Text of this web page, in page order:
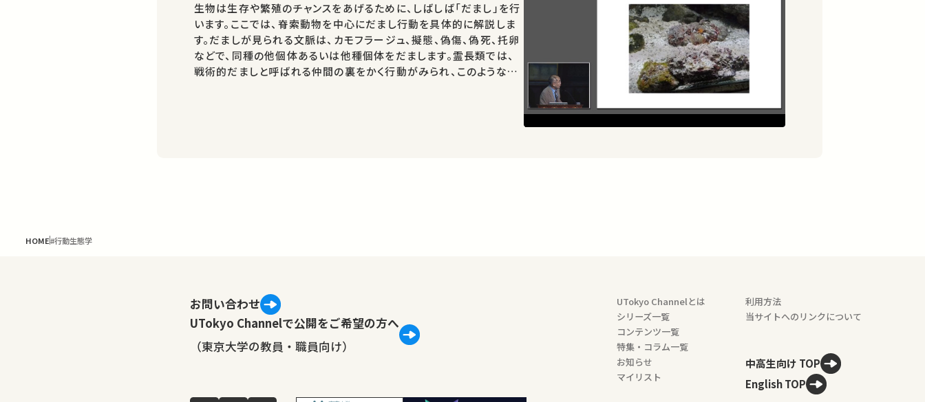
生物は生存や繁殖のチャンスをあげるために、しばしば「だまし」を行
います。ここでは、脊索動物を中心にだまし行動を具体的に解説しま
す。だましが見られる文脈は、カモフラージュ、擬態、偽傷、偽死、托卵
などで、同種の他個体あるいは他種個体をだまします。霊長類では、
戦術的だましと呼ばれる仲間の裏をかく行動がみられ、このような能
HOME#行動生態学
お問い合わせ
UTokyo Channelで公開をご希望の方へ
（東京大学の教員・職員向け）
UTokyo Channelとは
シリーズ一覧
コンテンツ一覧
特集・コラム一覧
お知らせ
マイリスト
利用方法
当サイトへのリンクについて
中高生向け TOP
English TOP